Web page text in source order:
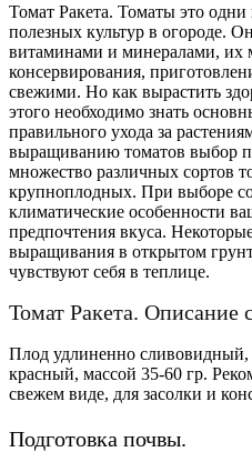
Томат Ракета. Томаты это
полезных культур в огороде.
витаминами и минералами, их
консервирования,
свежими. Но как вырастить
этого необходимо знать
правильного ухода за
выращиванию томатов выбор
множество различных сортов
крупноплодных. При выборе
климатические особенности
предпочтения вкуса.
выращивания в открытом
чувствуют себя в теплице.
Томат Ракета. Описание
Плод удлиненно сливовидный
красный, массой 35-60 гр.
свежем виде, для засолки и
Подготовка почвы.